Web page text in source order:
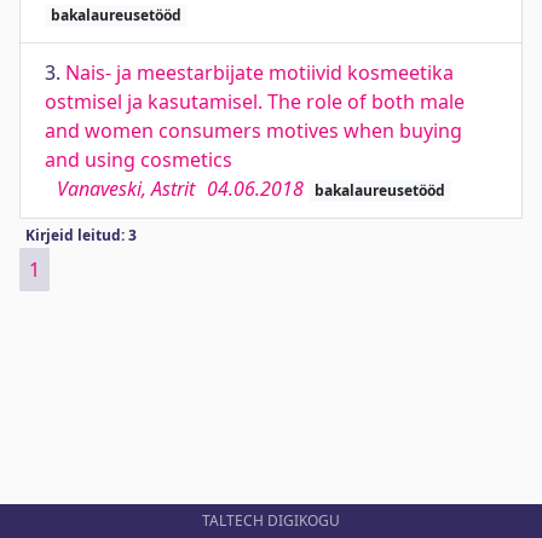
bakalaureusetööd
3. Nais- ja meestarbijate motiivid kosmeetika
ostmisel ja kasutamisel. The role of both male
and women consumers motives when buying
and using cosmetics
Vanaveski, Astrit 04.06.2018 bakalaureusetööd
Kirjeid leitud: 3
1
TALTECH DIGIKOGU